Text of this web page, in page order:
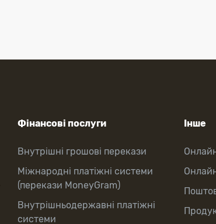
Фінансові послуги
Внутрішні грошові перекази
Міжнародні платіжні системи
(перекази MoneyGram)
Внутрішньодержавні платіжні
системи
Інше